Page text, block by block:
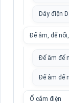
Dây điện
Đế âm, đế
Đế âm đế
Đế âm đế
Ổ cắm điện